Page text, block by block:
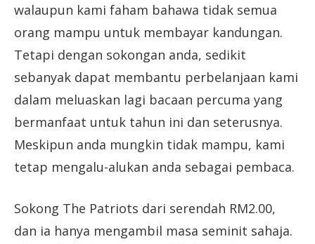
walaupun kami faham bahawa tidak semua
orang mampu untuk membayar kandungan.
Tetapi dengan sokongan anda, sedikit
sebanyak dapat membantu perbelanjaan kami
dalam meluaskan lagi bacaan percuma yang
bermanfaat untuk tahun ini dan seterusnya.
Meskipun anda mungkin tidak mampu, kami
tetap mengalu-alukan anda sebagai pembaca.
Sokong The Patriots dari serendah RM2.00,
dan ia hanya mengambil masa seminit sahaja.